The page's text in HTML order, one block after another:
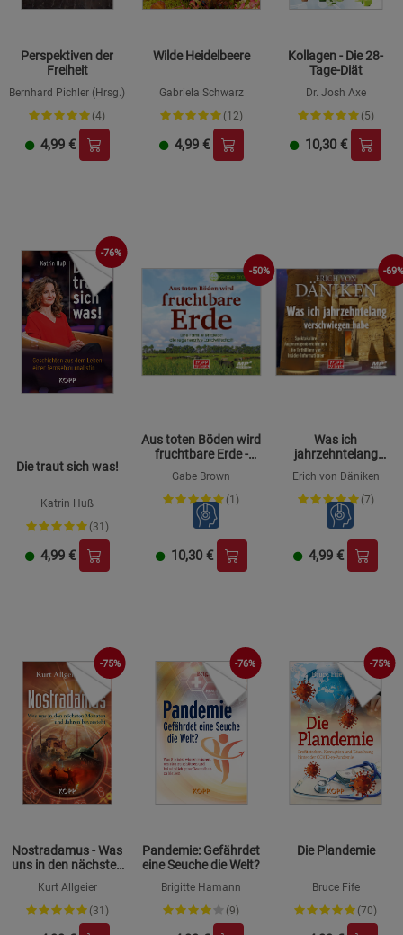
Perspektiven der
Freiheit
Bernhard Pichler (Hrsg.)
(4)
4,99 €
Wilde Heidelbeere
Gabriela Schwarz
(12)
4,99 €
Kollagen - Die 28-
Tage-Diät
Dr. Josh Axe
(5)
10,30 €
-76%
Die traut sich was!
Katrin Huß
(31)
4,99 €
-50%
Aus toten Böden wird
fruchtbare Erde -
Gabe Brown
(1)
10,30 €
-69%
Was ich
jahrzehntelang
Hörbuch
Erich von Däniken
(7)
4,99 €
-75%
Nostradamus - Was
uns in den nächsten
bevorsteht
Kurt Allgeier
(31)
-76%
Pandemie: Gefährdet
eine Seuche die Welt?
Brigitte Hamann
(9)
-75%
Die Plandemie
Bruce Fife
(70)